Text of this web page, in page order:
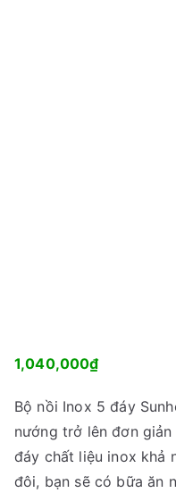
1,040,000₫
Bộ nồi Inox 5 đáy
nướng trở lên đơn
đáy chất liệu inox khả
đôi, bạn sẽ có bữa ăn